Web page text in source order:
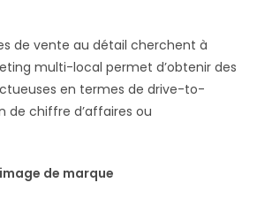
de vente au détail cherchent à
multi-local permet d’obtenir des
en termes de drive-to-
de chiffre d’affaires ou
de marque